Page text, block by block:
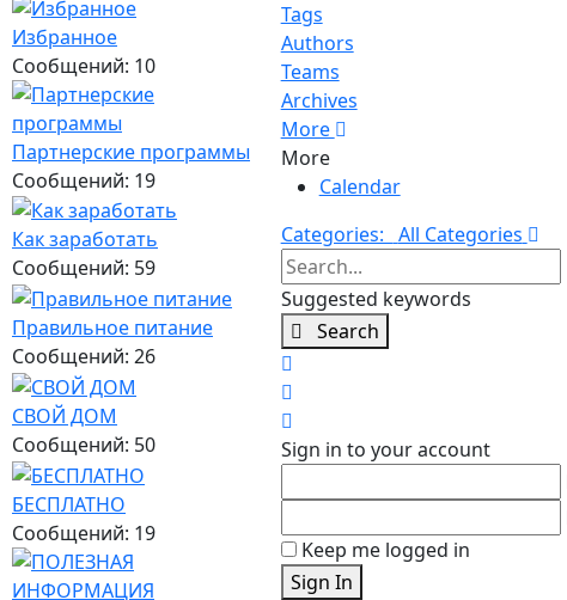
Избранное
Сообщений: 10
Партнерские программы
Сообщений: 19
Как заработать
Сообщений: 59
Правильное питание
Сообщений: 26
СВОЙ ДОМ
Сообщений: 50
БЕСПЛАТНО
Сообщений: 19
Tags
Authors
Teams
Archives
More
More
Calendar
Categories: All Categories
Search...
Suggested keywords
Search
Sign in to your account
Keep me logged in
Sign In